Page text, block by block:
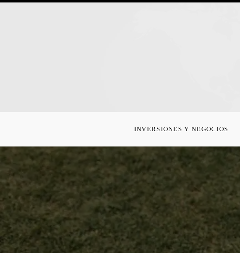
INVERSIONES Y NEGOCIOS